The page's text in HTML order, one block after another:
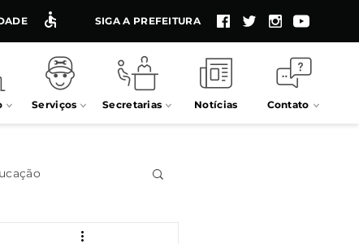
SIGA A PREFEITURA
Serviços Secretarias Notícias Contato